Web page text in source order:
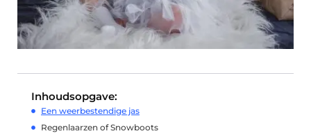
Inhoudsopgave:
Een weerbestendige jas
Regenlaarzen of Snowboots